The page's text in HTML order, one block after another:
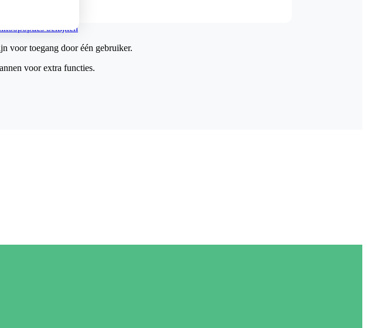
bekijken
voor toegang door één gebruiker.
voor extra functies.